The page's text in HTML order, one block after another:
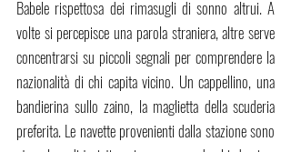
Babele rispettosa dei rimasugli di sonno altrui. A
volte si percepisce una parola straniera, altre serve
concentrarsi su piccoli segnali per comprendere la
nazionalità di chi capita vicino. Un cappellino, una
bandierina sullo zaino, la maglietta della scuderia
preferita. Le navette provenienti dalla stazione sono